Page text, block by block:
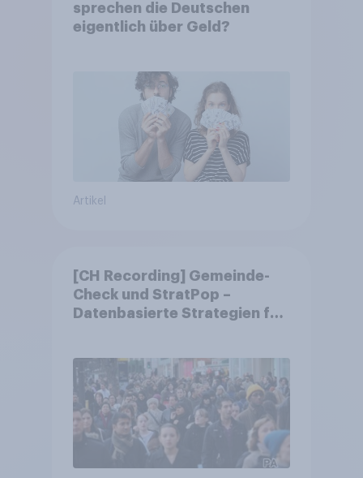
sprechen die Deutschen
eigentlich über Geld?
Artikel
[CH Recording] Gemeinde-
Check und StratPop –
Datenbasierte Strategien für